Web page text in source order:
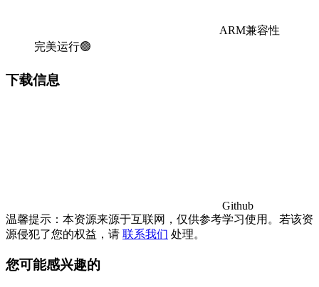
ARM兼容性
完美运行🟢
下载信息
Github
温馨提示：本资源来源于互联网，仅供参考学习使用。若该资
源侵犯了您的权益，请 联系我们 处理。
您可能感兴趣的